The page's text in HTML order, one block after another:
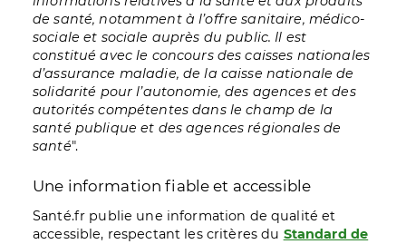
de santé, notamment à l’offre sanitaire, médico-
sociale et sociale auprès du public. Il est
constitué avec le concours des caisses nationales
d’assurance maladie, de la caisse nationale de
solidarité pour l’autonomie, des agences et des
autorités compétentes dans le champ de la
santé publique et des agences régionales de
santé".
Une information fiable et accessible
Santé.fr publie une information de qualité et
accessible, respectant les critères du Standard de